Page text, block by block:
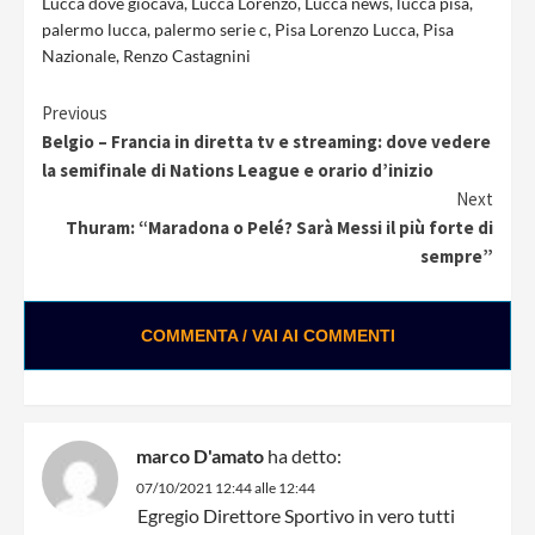
palermo lucca, palermo serie c, Pisa Lorenzo Lucca, Pisa
Nazionale, Renzo Castagnini
Continue
Reading
Previous
Belgio – Francia in diretta tv e streaming: dove vedere
la semifinale di Nations League e orario d’inizio
Next
Thuram: “Maradona o Pelé? Sarà Messi il più forte di
sempre”
COMMENTA / VAI AI COMMENTI
marco D'amato ha detto:
07/10/2021 12:44 alle 12:44
Egregio Direttore Sportivo in vero tutti